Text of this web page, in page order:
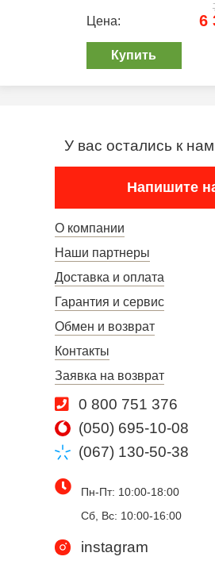
Цена: 6
Купить
У вас остались к
Напишите
О компании
Наши партнеры
Доставка и оплата
Гарантия и сервис
Обмен и возврат
Контакты
Заявка на возврат
0 800 751 376
(050) 695-10-08
(067) 130-50-38
Пн-Пт: 10:00-18:00
Сб, Вс: 10:00-16:00
instagram